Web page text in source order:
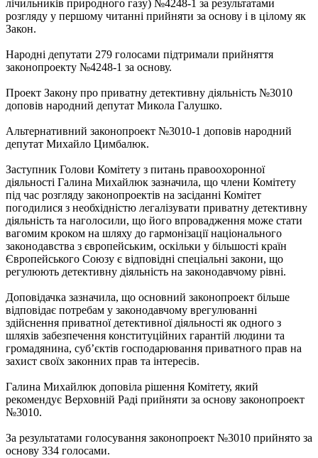
лічильників природного газу) №4248-1 за результатами
розгляду у першому читанні прийняти за основу і в цілому як
Закон.
Народні депутати 279 голосами підтримали прийняття
законопроекту №4248-1 за основу.
Проект Закону про приватну детективну діяльність №3010
доповів народний депутат Микола Галушко.
Альтернативний законопроект №3010-1 доповів народний
депутат Михайло Цимбалюк.
Заступник Голови Комітету з питань правоохоронної
діяльності Галина Михайлюк зазначила, що члени Комітету
під час розгляду законопроектів на засіданні Комітет
погодилися з необхідністю легалізувати приватну детективну
діяльність та наголосили, що його впровадження може стати
вагомим кроком на шляху до гармонізації національного
законодавства з європейським, оскільки у більшості країн
Європейського Союзу є відповідні спеціальні закони, що
регулюють детективну діяльність на законодавчому рівні.
Доповідачка зазначила, що основний законопроект більше
відповідає потребам у законодавчому врегулюванні
здійснення приватної детективної діяльності як одного з
шляхів забезпечення конституційних гарантій людини та
громадянина, суб’єктів господарювання приватного прав на
захист своїх законних прав та інтересів.
Галина Михайлюк доповіла рішення Комітету, який
рекомендує Верховній Раді прийняти за основу законопроект
№3010.
За результатами голосування законопроект №3010 прийнято за
основу 334 голосами.